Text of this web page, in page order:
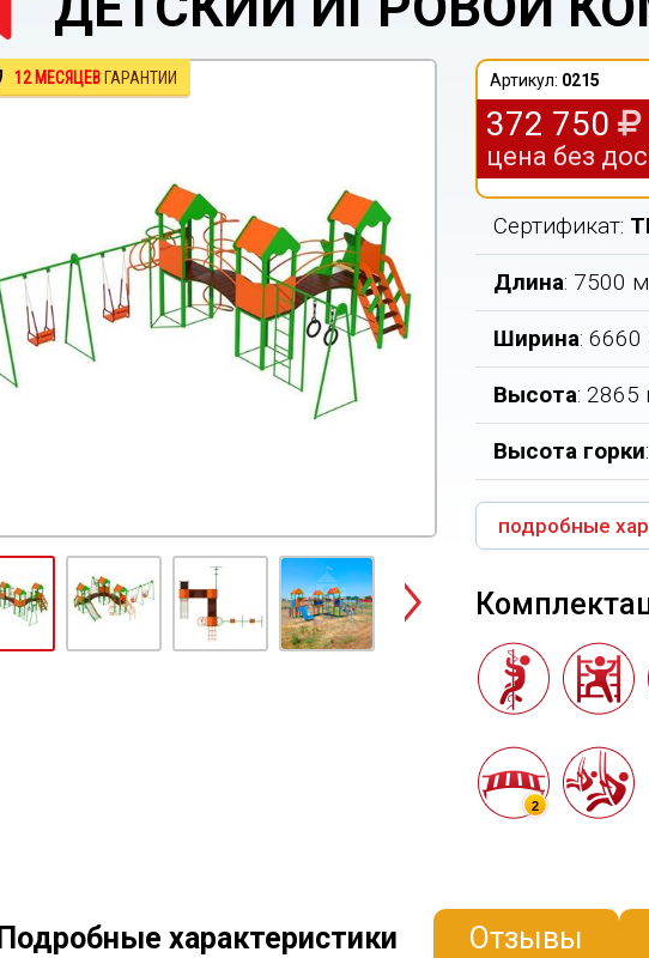
12 МЕСЯЦЕВ ГАРАНТИИ
Next
Артикул: 0215
372 750
цена без
Сертификат:
Длина: 7500
Ширина:
Высота: 2865
Высота горки
подробные
2
Подробные характеристики Отзывы